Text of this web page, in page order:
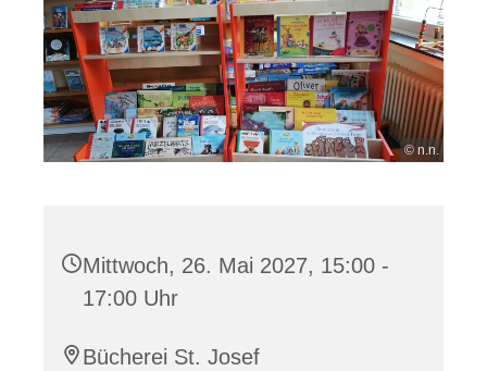
© n.n.
Mittwoch, 26. Mai 2027, 15:00 -
17:00 Uhr
Bücherei St. Josef